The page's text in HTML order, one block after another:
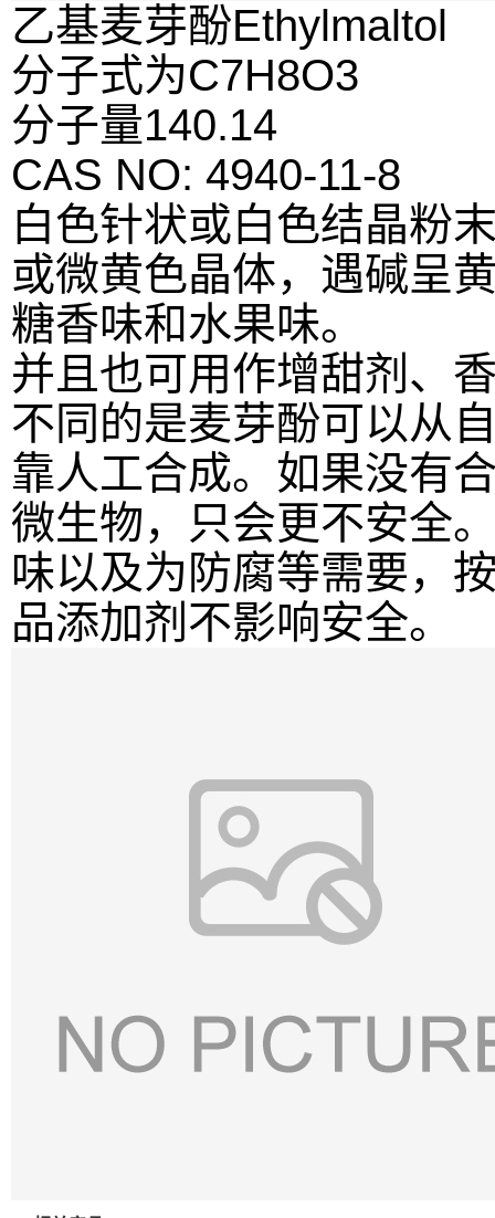
乙基麦芽酚Ethylmaltol
分子式为C7H8O3
分子量140.14
CAS NO: 4940-11-8
白色针状或白色结晶粉
或微黄色晶体，遇碱呈
糖香味和水果味。
并且也可用作增甜剂、
不同的是麦芽酚可以从
靠人工合成。如果没有
微生物，只会更不安全
味以及为防腐等需要，
品添加剂不影响安全。